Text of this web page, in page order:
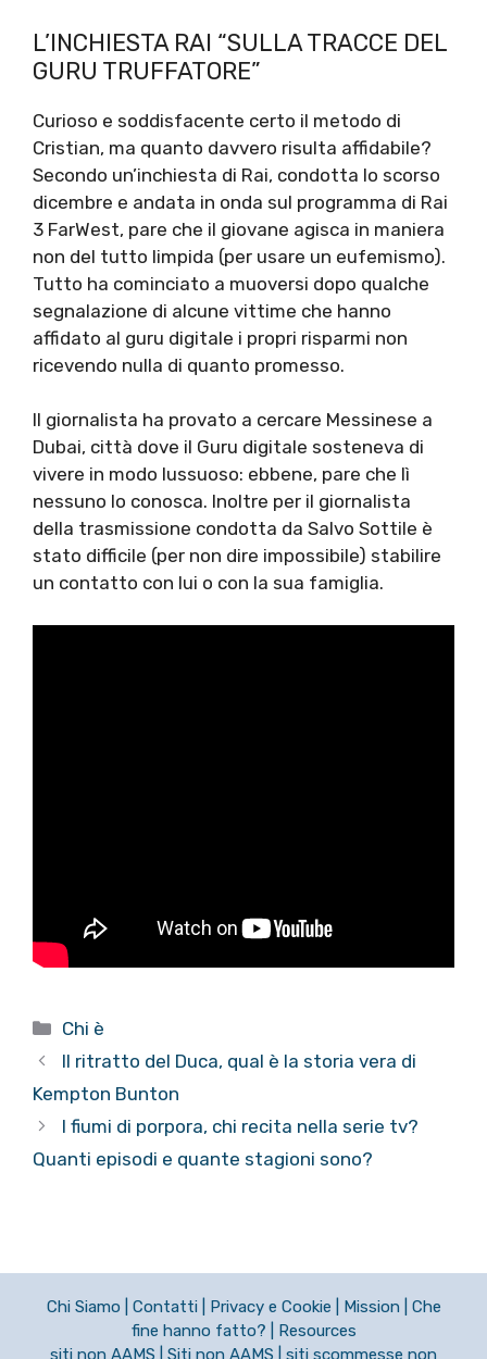
L’INCHIESTA RAI “SULLA TRACCE DEL
GURU TRUFFATORE”
Curioso e soddisfacente certo il metodo di
Cristian, ma quanto davvero risulta affidabile?
Secondo un’inchiesta di Rai, condotta lo scorso
dicembre e andata in onda sul programma di Rai
3 FarWest, pare che il giovane agisca in maniera
non del tutto limpida (per usare un eufemismo).
Tutto ha cominciato a muoversi dopo qualche
segnalazione di alcune vittime che hanno
affidato al guru digitale i propri risparmi non
ricevendo nulla di quanto promesso.
Il giornalista ha provato a cercare Messinese a
Dubai, città dove il Guru digitale sosteneva di
vivere in modo lussuoso: ebbene, pare che lì
nessuno lo conosca. Inoltre per il giornalista
della trasmissione condotta da Salvo Sottile è
stato difficile (per non dire impossibile) stabilire
un contatto con lui o con la sua famiglia.
Categorie
Chi è
Il ritratto del Duca, qual è la storia vera di
Kempton Bunton
I fiumi di porpora, chi recita nella serie tv?
Quanti episodi e quante stagioni sono?
Chi Siamo Contatti Privacy e Cookie Mission
Che
fine hanno fatto?
Resources
siti non AAMS
Siti non AAMS siti scommesse non